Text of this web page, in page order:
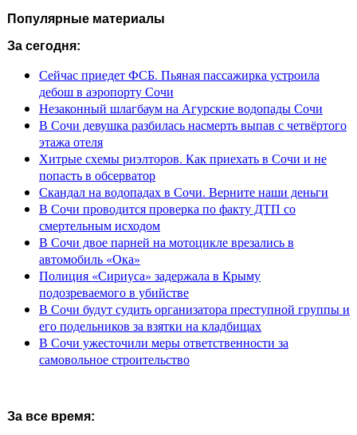
Популярные материалы
За сегодня:
Сейчас приедет ФСБ. Пьяная пассажирка устроила
дебош в аэропорту Сочи
Незаконный шлагбаум на Агурские водопады Сочи
В Сочи девушка разбилась насмерть выпав с четвёртого
этажа отеля
Хитрые схемы риэлторов. Как приехать в Сочи и не
попасть в обсерватор
Скандал на водопадах в Сочи. Верните наши деньги
В Сочи проводится проверка по факту ДТП со
смертельным исходом
В Сочи двое парней на мотоцикле врезались в
автомобиль «Ока»
Полиция «Сириуса» задержала в Крыму
подозреваемого в убийстве
В Сочи будут судить организатора преступной группы и
его подельников за взятки на кладбищах
В Сочи ужесточили меры ответственности за
самовольное строительство
За все время: